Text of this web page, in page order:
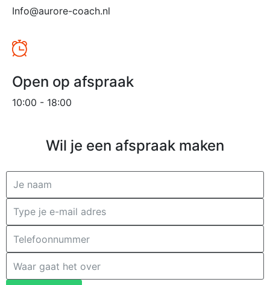
Info@aurore-coach.nl
Open op afspraak
10:00 - 18:00
Wil je een afspraak maken